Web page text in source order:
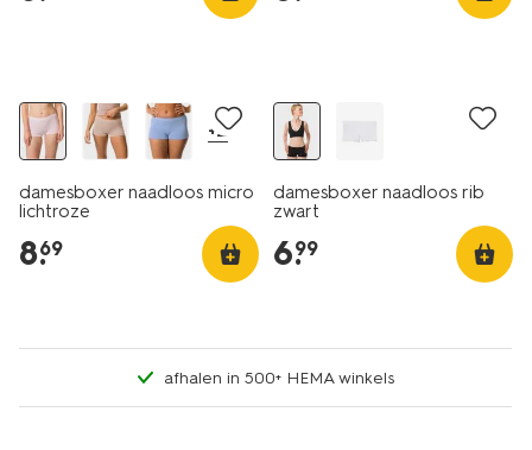
+2
damesboxer naadloos micro
lichtroze
8.
69
damesboxer naadloos rib
zwart
6.
99
afhalen in 500+ HEMA winkels